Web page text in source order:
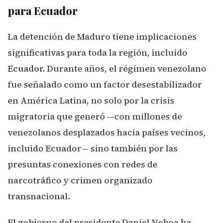
para Ecuador
La detención de Maduro tiene implicaciones
significativas para toda la región, incluido
Ecuador. Durante años, el régimen venezolano
fue señalado como un factor desestabilizador
en América Latina, no solo por la crisis
migratoria que generó —con millones de
venezolanos desplazados hacia países vecinos,
incluido Ecuador— sino también por las
presuntas conexiones con redes de
narcotráfico y crimen organizado
transnacional.